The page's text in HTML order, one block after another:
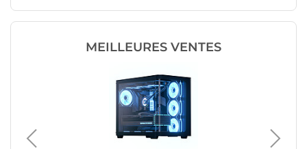
MEILLEURES VENTES